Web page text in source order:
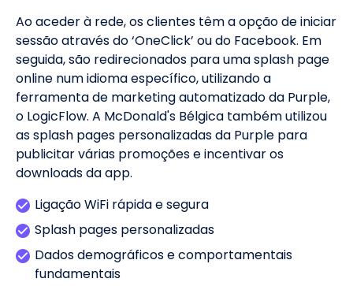
Ao aceder à rede, os clientes têm a opção de iniciar
sessão através do ‘OneClick’ ou do Facebook. Em
seguida, são redirecionados para uma splash page
online num idioma específico, utilizando a
ferramenta de marketing automatizado da Purple,
o LogicFlow. A McDonald's Bélgica também utilizou
as splash pages personalizadas da Purple para
publicitar várias promoções e incentivar os
downloads da app.
Ligação WiFi rápida e segura
Splash pages personalizadas
Dados demográficos e comportamentais
fundamentais